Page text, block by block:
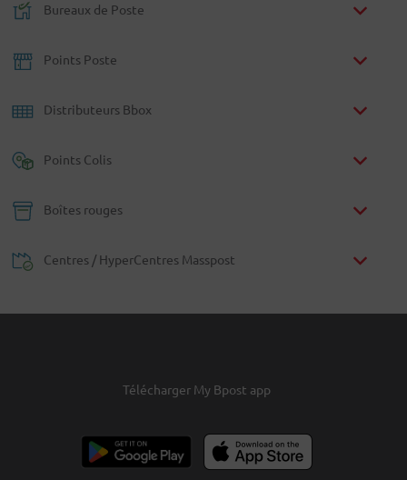
Bureaux de Poste
Points Poste
Distributeurs Bbox
Points Colis
Boîtes rouges
Centres / HyperCentres Masspost
Télécharger My Bpost app